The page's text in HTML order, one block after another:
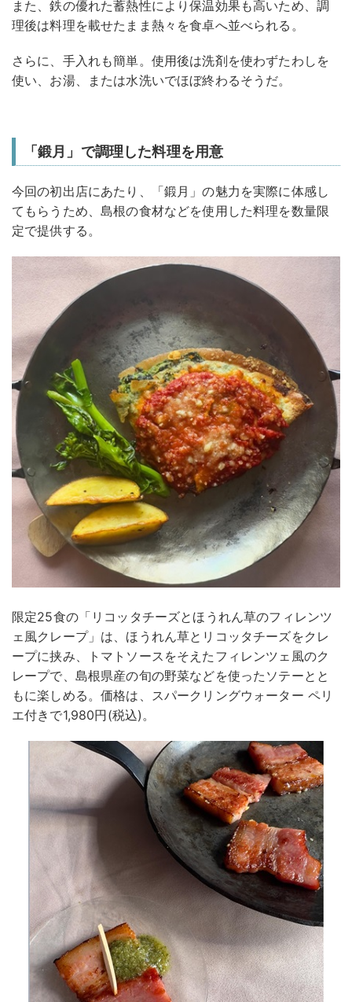
また、鉄の優れた蓄熱性により保温効果も高いため、調
理後は料理を載せたまま熱々を食卓へ並べられる。
さらに、手入れも簡単。使用後は洗剤を使わずたわしを
使い、お湯、または水洗いでほぼ終わるそうだ。
「鍛月」で調理した料理を用意
今回の初出店にあたり、「鍛月」の魅力を実際に体感し
てもらうため、島根の食材などを使用した料理を数量限
定で提供する。
限定25食の「リコッタチーズとほうれん草のフィレンツ
ェ風クレープ」は、ほうれん草とリコッタチーズをクレ
ープに挟み、トマトソースをそえたフィレンツェ風のク
レープで、島根県産の旬の野菜などを使ったソテーとと
もに楽しめる。価格は、スパークリングウォーター ペリ
エ付きで1,980円(税込)。